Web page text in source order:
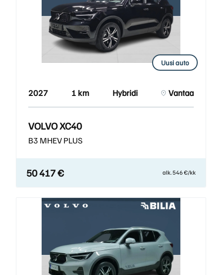
Uusi auto
2027 1 km Hybridi Vantaa
VOLVO XC40
B3 MHEV PLUS
50 417 € alk. 546 €/kk